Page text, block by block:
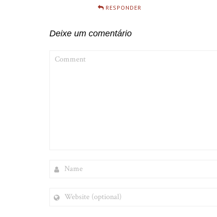
RESPONDER
Deixe um comentário
(OPTIONAL)